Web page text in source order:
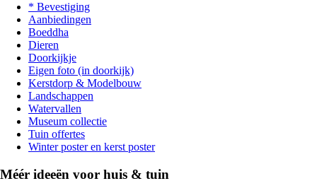
* Bevestiging
Aanbiedingen
Boeddha
Dieren
Doorkijkje
Eigen foto (in doorkijk)
Kerstdorp & Modelbouw
Landschappen
Watervallen
Museum collectie
Tuin offertes
Winter poster en kerst poster
Méér ideeën voor huis & tuin